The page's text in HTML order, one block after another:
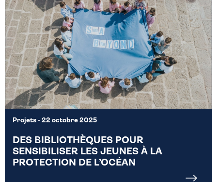
Projets - 22 octobre 2025
DES BIBLIOTHÈQUES POUR
SENSIBILISER LES JEUNES À LA
PROTECTION DE L’OCÉAN